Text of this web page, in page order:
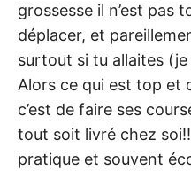
grossesse il n’est pas
déplacer, et
surtout si tu allaites
Alors ce qui est top et
c’est de faire ses
tout soit livré chez
pratique et souvent